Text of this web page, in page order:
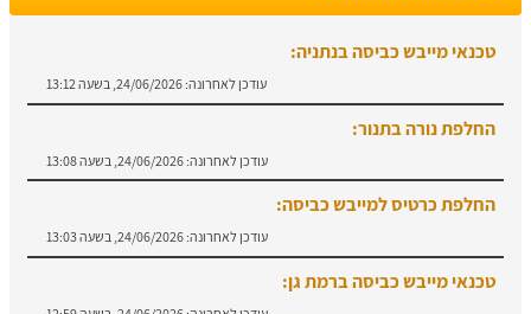
טכנאי מייבש כביסה בנתניה:
עודכן לאחרונה:
החלפת נורה בתנור:
עודכן לאחרונה:
החלפת כרטיס למייבש כביסה:
עודכן לאחרונה:
טכנאי מייבש כביסה ברמת גן:
עודכן לאחרונה: